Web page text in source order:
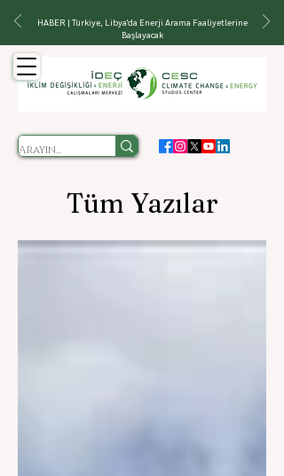
HABER | Türkiye, Libya'da Enerji Arama Faaliyetlerine
Başlayacak
Tüm Yazılar